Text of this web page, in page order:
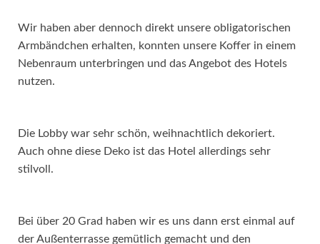
Wir haben aber dennoch direkt unsere obligatorischen
Armbändchen erhalten, konnten unsere Koffer in einem
Nebenraum unterbringen und das Angebot des Hotels
nutzen.
Die Lobby war sehr schön, weihnachtlich dekoriert.
Auch ohne diese Deko ist das Hotel allerdings sehr
stilvoll.
Bei über 20 Grad haben wir es uns dann erst einmal auf
der Außenterrasse gemütlich gemacht und den